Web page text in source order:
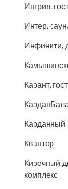
Ингрия,
Интер,
Инфинити,
Карант,
Карданный
Квантор
Кирочный
комплекс